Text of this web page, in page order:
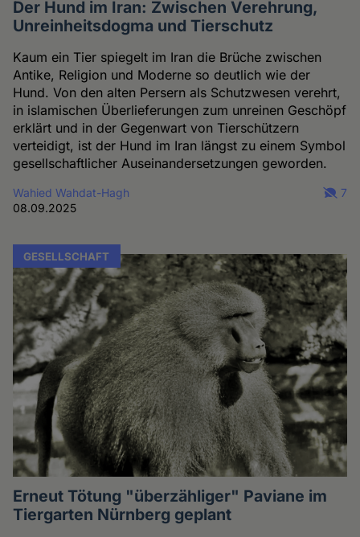
Der Hund im Iran: Zwischen Verehrung,
Unreinheitsdogma und Tierschutz
Kaum ein Tier spiegelt im Iran die Brüche zwischen
Antike, Religion und Moderne so deutlich wie der
Hund. Von den alten Persern als Schutzwesen verehrt,
in islamischen Überlieferungen zum unreinen Geschöpf
erklärt und in der Gegenwart von Tierschützern
verteidigt, ist der Hund im Iran längst zu einem Symbol
gesellschaftlicher Auseinandersetzungen geworden.
Wahied Wahdat-Hagh
08.09.2025
7
GESELLSCHAFT
Erneut Tötung "überzähliger" Paviane im
Tiergarten Nürnberg geplant